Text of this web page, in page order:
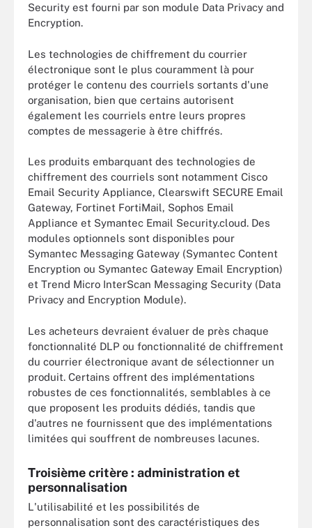
Security est fourni par son module Data Privacy and
Encryption.
Les technologies de chiffrement du courrier
électronique sont le plus couramment là pour
protéger le contenu des courriels sortants d'une
organisation, bien que certains autorisent
également les courriels entre leurs propres
comptes de messagerie à être chiffrés.
Les produits embarquant des technologies de
chiffrement des courriels sont notamment Cisco
Email Security Appliance, Clearswift SECURE Email
Gateway, Fortinet FortiMail, Sophos Email
Appliance et Symantec Email Security.cloud. Des
modules optionnels sont disponibles pour
Symantec Messaging Gateway (Symantec Content
Encryption ou Symantec Gateway Email Encryption)
et Trend Micro InterScan Messaging Security (Data
Privacy and Encryption Module).
Les acheteurs devraient évaluer de près chaque
fonctionnalité DLP ou fonctionnalité de chiffrement
du courrier électronique avant de sélectionner un
produit. Certains offrent des implémentations
robustes de ces fonctionnalités, semblables à ce
que proposent les produits dédiés, tandis que
d'autres ne fournissent que des implémentations
limitées qui souffrent de nombreuses lacunes.
Troisième critère : administration et
personnalisation
L'utilisabilité et les possibilités de
personnalisation sont des caractéristiques des